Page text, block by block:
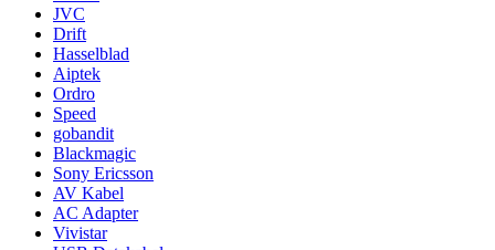
JVC
Drift
Hasselblad
Aiptek
Ordro
Speed
gobandit
Blackmagic
Sony Ericsson
AV Kabel
AC Adapter
Vivistar